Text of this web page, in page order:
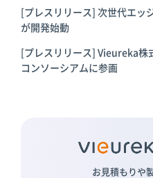
[プレスリリース] 次世代エ
が開発始動
[プレスリリース] Vieureka株
コンソーシアムに参画
お見積もりや